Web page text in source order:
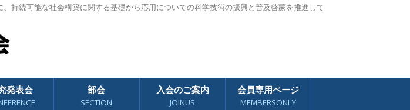
持続可能な社会構築に関する基礎から応用についての科学技術の振興と普及啓蒙を推進して
発表会 部会
SECTION
入会のご案内
JOINUS
会員専用ページ
MEMBERSONLY